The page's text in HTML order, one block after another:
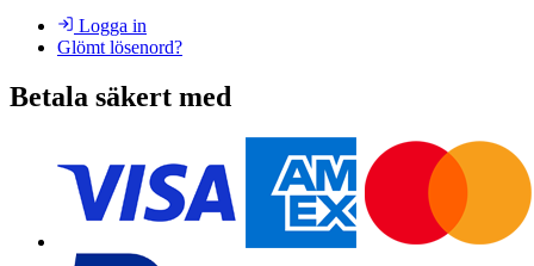
Logga in
Glömt lösenord?
Betala säkert med